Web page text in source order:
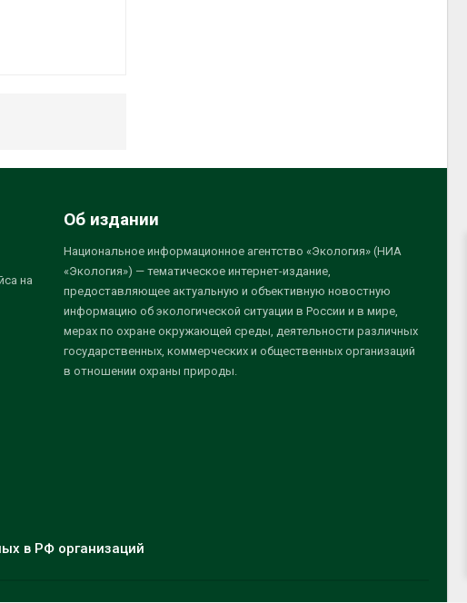
на
Об издании
Национальное информационное агентство «Экология» (НИА
«Экология») — тематическое интернет-издание,
предоставляющее актуальную и объективную новостную
информацию об экологической ситуации в России и в мире,
мерах по охране окружающей среды, деятельности различных
государственных, коммерческих и общественных организаций
в отношении охраны природы.
в РФ организаций